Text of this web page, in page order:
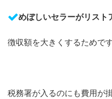
めぼしいセラーがリスト
徴収額を大きくするためです
税務署が入るのにも費用が